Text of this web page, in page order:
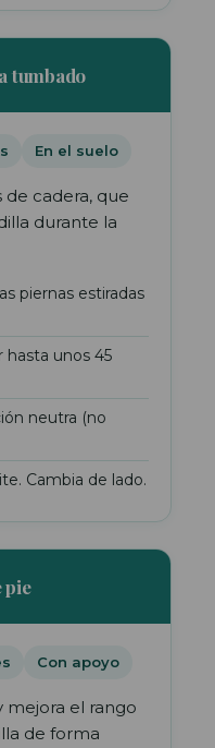
tumbado
En el suelo
cadera, que
durante la
piernas estiradas
hasta unos 45
neutra (no
Cambia de lado.
pie
Con apoyo
mejora el rango
de forma